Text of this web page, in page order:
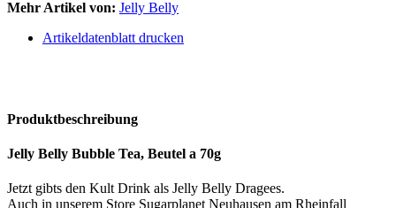
Mehr Artikel von: Jelly Belly
Artikeldatenblatt drucken
Produktbeschreibung
Jelly Belly Bubble Tea, Beutel a 70g
Jetzt gibts den Kult Drink als Jelly Belly Dragees.
Auch in unserem Store Sugarplanet Neuhausen am Rheinfall